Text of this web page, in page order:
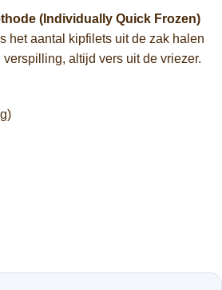
(Individually Quick Frozen)
het aantal kipfilets uit de zak halen
altijd vers uit de vriezer.